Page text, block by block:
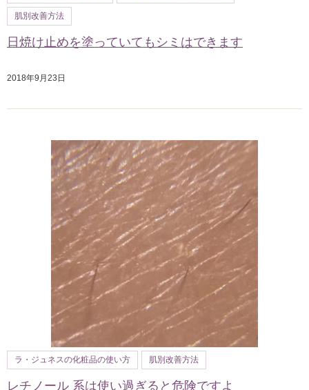
肌別改善方法
日焼け止めを塗っていてもシミはできます
2018年9月23日
ラ・ジュネスの化粧品の使い方 肌別改善方法
レチノール 系は使い過ぎると危険ですよ